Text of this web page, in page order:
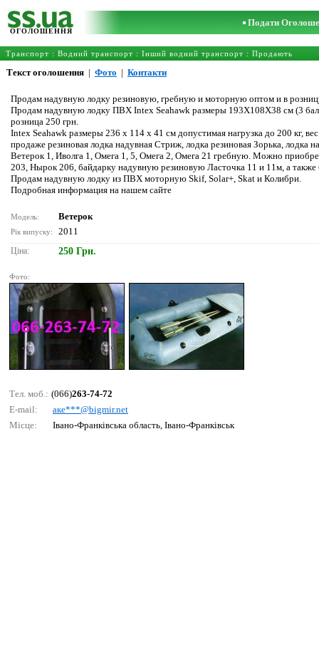
ОГОЛОШЕННЯ
Подати
Транспорт : Водний транспорт : Інший водний транспорт : Продають
Текст оголошення | Фото | Контакти
Продам надувную лодку резиновую, гребную и моторную оптом и в
Продам надувную лодку ПВХ Intex Seahawk размеры 193Х108Х38 см (3
розница 250 грн.
Intex Seahawk размеры 236 х 114 x 41 см допустимая нагрузка до 200 кг,
продаже резиновая лодка надувная Стриж, лодка резиновая Зорька, лодка
Ветерок 1, Иволга 1, Омега 1, 5, Омега 2, Омега 21 гребную. Можно
203, Нырок 206, байдарку надувную резиновую Ласточка 11 и 11м, а
Продам надувную лодку из ПВХ моторную Skif, Solar+, Skat и Колибри.
Подробная информация на нашем сайте
Модель: Ветерок
Рік випуску: 2011
Ціна: 250 Грн.
Фото:
Тел. моб.: (066)263-74-72
E-mail:
аке***@bigmir.nеt
Місце:
Івано-Франківська область, Івано-Франківськ